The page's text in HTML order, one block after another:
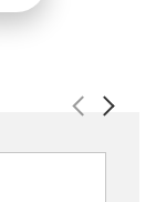
Previous
Next